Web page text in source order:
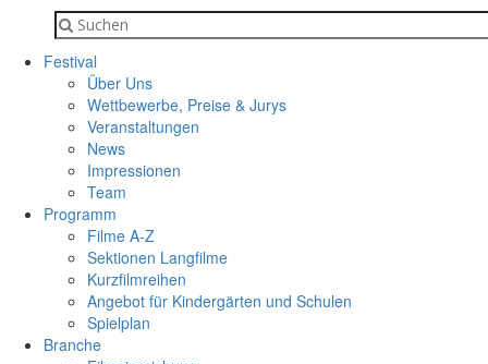
Festival
Über Uns
Wettbewerbe, Preise & Jurys
Veranstaltungen
News
Impressionen
Team
Programm
Filme A-Z
Sektionen Langfilme
Kurzfilmreihen
Angebot für Kindergärten und Schulen
Spielplan
Branche